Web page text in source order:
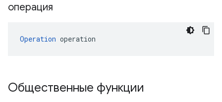
операция
Operation operation
Общественные функции